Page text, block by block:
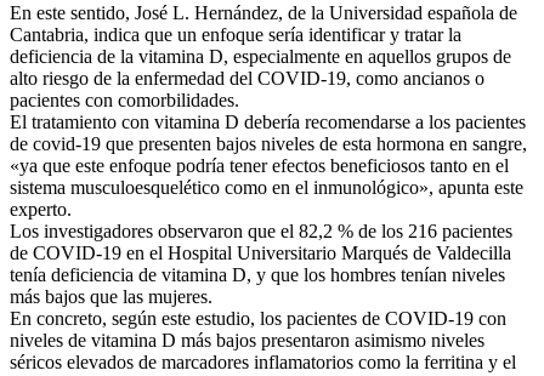
En este sentido, José L. Hernández, de la Universidad española de
Cantabria, indica que un enfoque sería identificar y tratar la
deficiencia de la vitamina D, especialmente en aquellos grupos de
alto riesgo de la enfermedad del COVID-19, como ancianos o
pacientes con comorbilidades.
El tratamiento con vitamina D debería recomendarse a los pacientes
de covid-19 que presenten bajos niveles de esta hormona en sangre,
«ya que este enfoque podría tener efectos beneficiosos tanto en el
sistema musculoesquelético como en el inmunológico», apunta este
experto.
Los investigadores observaron que el 82,2 % de los 216 pacientes
de COVID-19 en el Hospital Universitario Marqués de Valdecilla
tenía deficiencia de vitamina D, y que los hombres tenían niveles
más bajos que las mujeres.
En concreto, según este estudio, los pacientes de COVID-19 con
niveles de vitamina D más bajos presentaron asimismo niveles
séricos elevados de marcadores inflamatorios como la ferritina y el